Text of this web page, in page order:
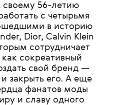
56-летию
с четырьмя
в историю
Dior, Calvin Klein
сотрудничает
сокреативный
свой бренд —
закрыть его. А еще
фанатов моды
и славу одного